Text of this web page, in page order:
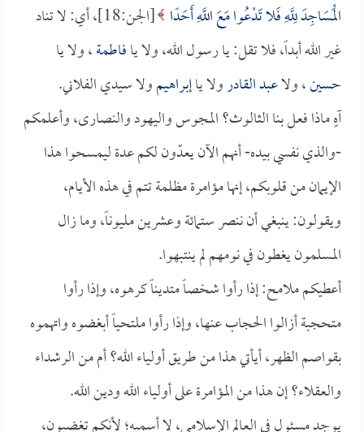
الْمَسَاجِدَ لِلَّهِ فَلا تَدْعُوا مَعَ اللَّهِ أَحَدًا
[الجن:18]، أي: لا تناد
غير الله أبداً، فلا تقل: يا رسول الله، ولا يافاطمة، ولا يا
حسين، ولاعبد القادرولا ياإبراهيمولا سيدي الفلاني.
آهٍ ماذا فعل بنا الثالوث؟ المجوس واليهود والنصارى، وأعلمكم
-والذي نفسي بيده- أنهم الآن يعدّون لكم عدة ليمسحوا هذا
الإيمان من قلوبكم، إنها مؤامرة مظلمة تتم في هذه الأيام،
ويقولون: ينبغي أن ننصر ستمائة وعشرين مليوناً، وما زال
المسلمون يغطون في نومهم لم ينتبهوا.
أعطيكم ملامح: إذا رأوا شخصاً متديناً كرهوه، وإذا رأوا
متحجبة أزالوا الحجاب عنها، وإذا رأوا ملتحياً أبغضوه واتهموه
بقواصم الظهر، أيأتي هذا من طريق أولياء الله؟ أم من الرشداء
والعقلاء؟ إن هذا من المؤامرة على أولياء الله ودين الله.